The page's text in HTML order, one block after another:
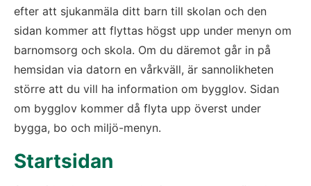
efter att sjukanmäla ditt barn till skolan och den
sidan kommer att flyttas högst upp under menyn om
barnomsorg och skola. Om du däremot går in på
hemsidan via datorn en vårkväll, är sannolikheten
större att du vill ha information om bygglov. Sidan
om bygglov kommer då flyta upp överst under
bygga, bo och miljö-menyn.
Startsidan